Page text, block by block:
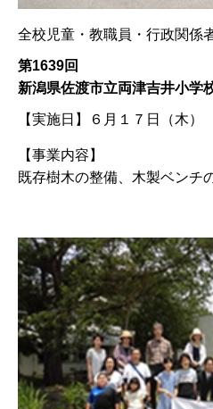
全校児童・教職員・行政関係
第1639回
新潟県佐渡市立両津吉井小学
【実施日】 ６月１７日（木）
【事業内容】
既存樹木の整備、木製ベンチ